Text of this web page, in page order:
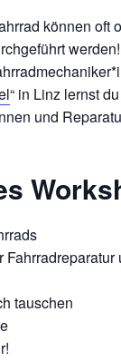
können oft
“ in Linz lernst
und
Fahrradreparatur
tauschen